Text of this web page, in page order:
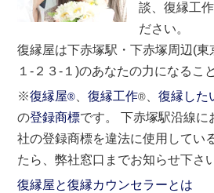
談、復縁工
ださい。
復縁屋は下赤塚駅・下赤塚周辺(
１-２３-１)のあなたの力になるこ
※復縁屋® 、復縁工作® 、復縁した
の登録商標です。 下赤塚駅沿線に
社の登録商標を違法に使用してい
たら、弊社窓口までお知らせ下さ
復縁屋と復縁カウンセラーとは